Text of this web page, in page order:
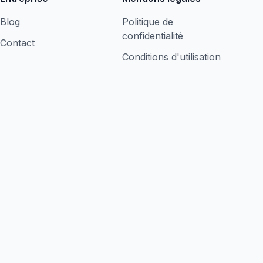
Blog
Contact
Politique de
confidentialité
Conditions d'utilisation